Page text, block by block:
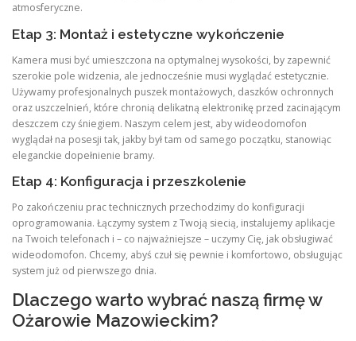
atmosferyczne.
Etap 3: Montaż i estetyczne wykończenie
Kamera musi być umieszczona na optymalnej wysokości, by zapewnić
szerokie pole widzenia, ale jednocześnie musi wyglądać estetycznie.
Używamy profesjonalnych puszek montażowych, daszków ochronnych
oraz uszczelnień, które chronią delikatną elektronikę przed zacinającym
deszczem czy śniegiem. Naszym celem jest, aby wideodomofon
wyglądał na posesji tak, jakby był tam od samego początku, stanowiąc
eleganckie dopełnienie bramy.
Etap 4: Konfiguracja i przeszkolenie
Po zakończeniu prac technicznych przechodzimy do konfiguracji
oprogramowania. Łączymy system z Twoją siecią, instalujemy aplikacje
na Twoich telefonach i – co najważniejsze – uczymy Cię, jak obsługiwać
wideodomofon. Chcemy, abyś czuł się pewnie i komfortowo, obsługując
system już od pierwszego dnia.
Dlaczego warto wybrać naszą firmę w
Ożarowie Mazowieckim?